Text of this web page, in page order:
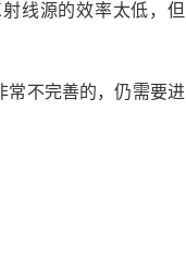
线源的效率太低，但
常不完善的，仍需要进